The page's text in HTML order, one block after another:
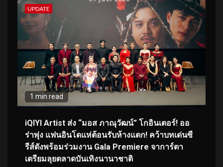
UPDATE
1 min read
iQIYI Artist ส่ง “มอส ภาณุวัฒน์” โกอินเตอร์! ออ
ร่าพุ่ง แฟนอินโดแห่ต้อนรับห้างแตก! คว้าบทเด่นซี
รีส์ดังพร้อมร่วมงาน Gala Premiere จาการ์ตา
เตรียมลุยตลาดบันเทิงนานาชาติ